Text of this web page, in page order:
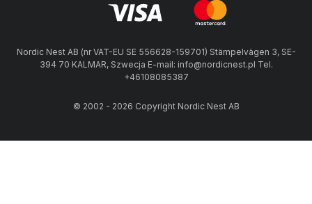
Nordic Nest AB (nr VAT-EU SE 556628-159701) Stämpelvägen 3, SE-
394 70 KALMAR, Szwecja E-mail: info@nordicnest.pl Tel.
+46108085387
© 2002 - 2026 Copyright Nordic Nest AB